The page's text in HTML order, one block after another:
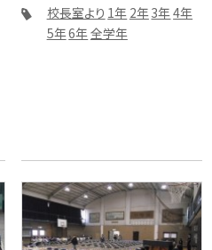
校長室より 1年 2年3年4年
5年6年全学年